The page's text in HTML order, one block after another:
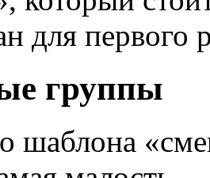
для первого
группы
шаблона